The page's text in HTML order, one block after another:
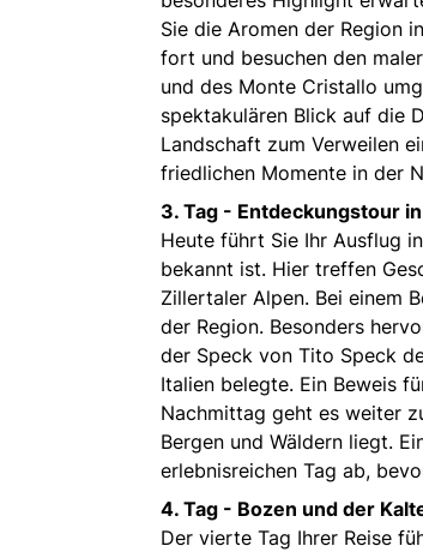
Sie die Aromen der Region
fort und besuchen den
und des Monte Cristallo
spektakulären Blick auf die
Landschaft zum Verweilen
friedlichen Momente in der
3. Tag - Entdeckungstour
Heute führt Sie Ihr Ausflug
bekannt ist. Hier treffen
Zillertaler Alpen. Bei einem
der Region. Besonders
der Speck von Tito Speck
Italien belegte. Ein Beweis
Nachmittag geht es weiter
Bergen und Wäldern liegt.
erlebnisreichen Tag ab,
4. Tag - Bozen und der
Der vierte Tag Ihrer Reise